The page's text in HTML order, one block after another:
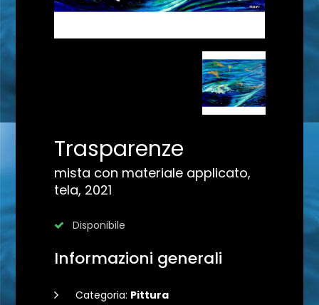
Trasparenze
mista con materiale applicato,
tela, 2021
Disponibile
Informazioni generali
Categoria: Pittura